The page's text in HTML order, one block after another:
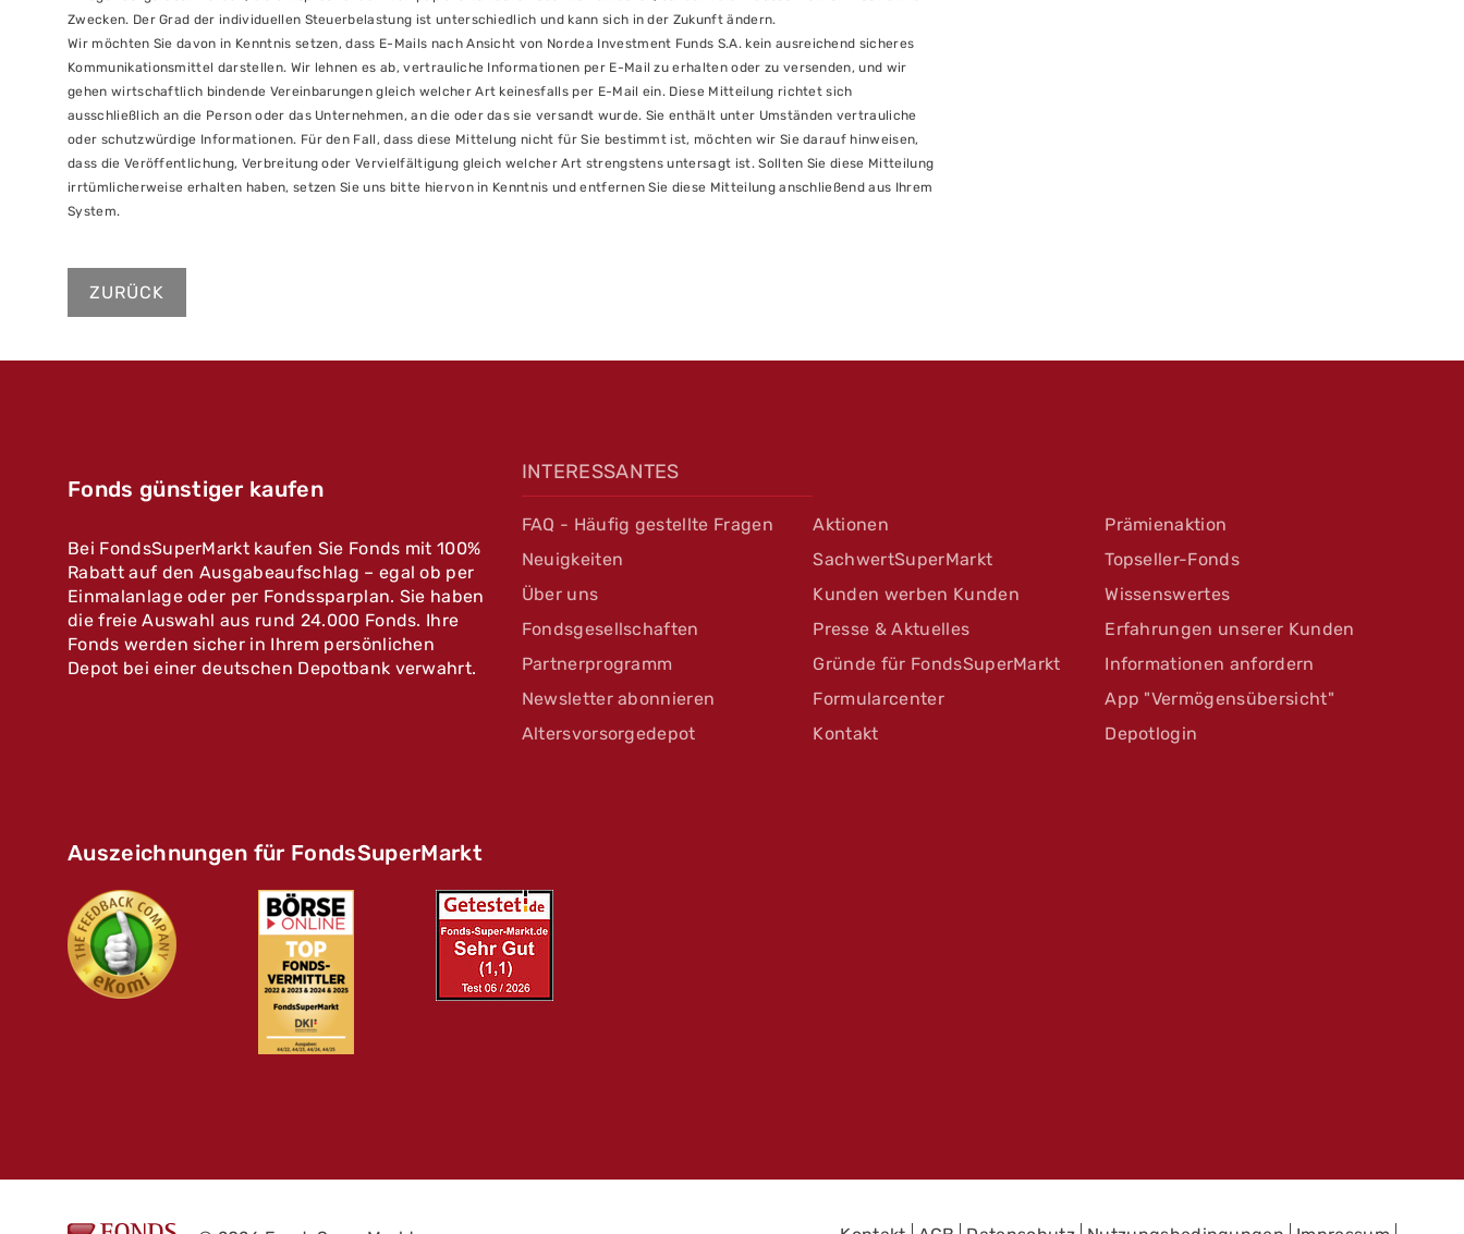
Zwecken. Der Grad der individuellen Steuerbelastung ist unterschiedlich und kann sich in der Zukunft ändern.
Wir möchten Sie davon in Kenntnis setzen, dass E-Mails nach Ansicht von Nordea Investment Funds S.A. kein ausreichend sicheres
Kommunikationsmittel darstellen. Wir lehnen es ab, vertrauliche Informationen per E-Mail zu erhalten oder zu versenden, und wir
gehen wirtschaftlich bindende Vereinbarungen gleich welcher Art keinesfalls per E-Mail ein. Diese Mitteilung richtet sich
ausschließlich an die Person oder das Unternehmen, an die oder das sie versandt wurde. Sie enthält unter Umständen vertrauliche
oder schutzwürdige Informationen. Für den Fall, dass diese Mittelung nicht für Sie bestimmt ist, möchten wir Sie darauf hinweisen,
dass die Veröffentlichung, Verbreitung oder Vervielfältigung gleich welcher Art strengstens untersagt ist. Sollten Sie diese Mitteilung
irrtümlicherweise erhalten haben, setzen Sie uns bitte hiervon in Kenntnis und entfernen Sie diese Mitteilung anschließend aus Ihrem
System.
ZURÜCK
Fonds günstiger kaufen
Bei FondsSuperMarkt kaufen Sie Fonds mit 100%
Rabatt auf den Ausgabeaufschlag – egal ob per
Einmalanlage oder per Fondssparplan. Sie haben
die freie Auswahl aus rund 24.000 Fonds. Ihre
Fonds werden sicher in Ihrem persönlichen
Depot bei einer deutschen Depotbank verwahrt.
INTERESSANTES
FAQ - Häufig gestellte Fragen Aktionen
Prämienaktion
Neuigkeiten
SachwertSuperMarkt
Topseller-Fonds
Über uns
Kunden werben Kunden
Wissenswertes
Fondsgesellschaften
Presse & Aktuelles
Erfahrungen unserer Kunden
Partnerprogramm
Gründe für FondsSuperMarkt
Informationen anfordern
Newsletter abonnieren
Formularcenter
App "Vermögensübersicht"
Altersvorsorgedepot
Kontakt Depotlogin
Auszeichnungen für FondsSuperMarkt